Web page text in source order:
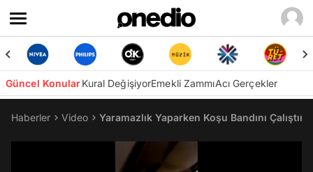
Güncel KonularKural DeğişiyorEmekli ZammıAcı Gerçekler
Haberler Video Yaramazlık Yaparken Koşu Bandını